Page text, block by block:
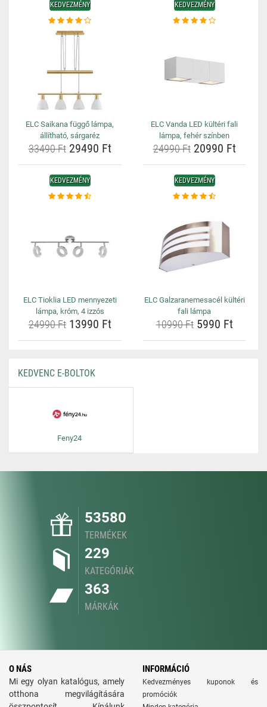
KEDVEZMÉNY
ELC Saikana függő lámpa,
állítható, sárgaréz
33490 Ft29490 Ft
KEDVEZMÉNY
ELC Vanda LED kültéri fali
lámpa, fehér színben
24990 Ft20990 Ft
KEDVEZMÉNY
ELC Tioklia LED mennyezeti
lámpa, króm, 4 izzós
24990 Ft13990 Ft
KEDVEZMÉNY
ELC Galzaranemesacél kültéri
fali lámpa
10990 Ft5990 Ft
KEDVENC E-BOLTOK
Feny24
53580
TERMÉKEK
229
KATEGÓRIÁK
363
MÁRKÁK
O NÁS
Mi egy olyan katalógus, amely
otthona megvilágítására
INFORMÁCIÓ
Kedvezményes kuponok és
promóciók